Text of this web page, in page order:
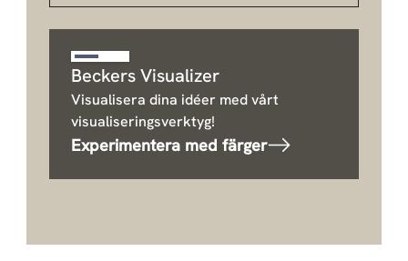
Beckers Visualizer
Visualisera dina idéer med vårt
visualiseringsverktyg!
Experimentera med färger